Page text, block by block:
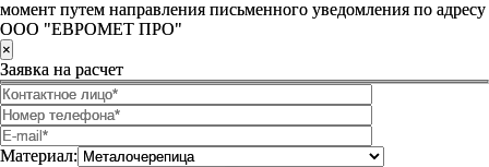
момент путем направления письменного уведомления по адресу
ООО "ЕВРОМЕТ ПРО"
×
Заявка на расчет
Материал: